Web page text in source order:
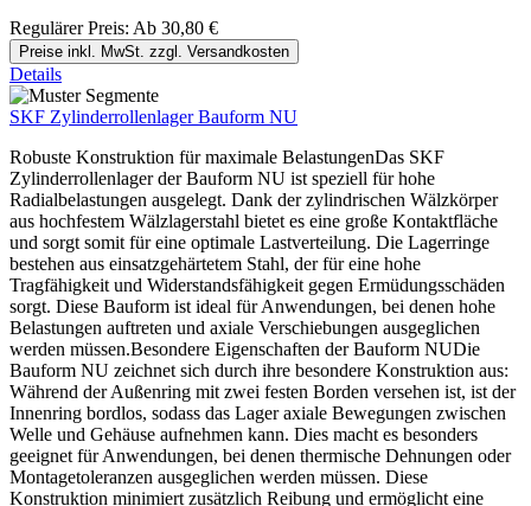
Regulärer Preis: Ab 30,80 €
Preise inkl. MwSt. zzgl. Versandkosten
Details
SKF Zylinderrollenlager Bauform NU
Robuste Konstruktion für maximale BelastungenDas SKF
Zylinderrollenlager der Bauform NU ist speziell für hohe
Radialbelastungen ausgelegt. Dank der zylindrischen Wälzkörper
aus hochfestem Wälzlagerstahl bietet es eine große Kontaktfläche
und sorgt somit für eine optimale Lastverteilung. Die Lagerringe
bestehen aus einsatzgehärtetem Stahl, der für eine hohe
Tragfähigkeit und Widerstandsfähigkeit gegen Ermüdungsschäden
sorgt. Diese Bauform ist ideal für Anwendungen, bei denen hohe
Belastungen auftreten und axiale Verschiebungen ausgeglichen
werden müssen.Besondere Eigenschaften der Bauform NUDie
Bauform NU zeichnet sich durch ihre besondere Konstruktion aus:
Während der Außenring mit zwei festen Borden versehen ist, ist der
Innenring bordlos, sodass das Lager axiale Bewegungen zwischen
Welle und Gehäuse aufnehmen kann. Dies macht es besonders
geeignet für Anwendungen, bei denen thermische Dehnungen oder
Montagetoleranzen ausgeglichen werden müssen. Diese
Konstruktion minimiert zusätzlich Reibung und ermöglicht eine